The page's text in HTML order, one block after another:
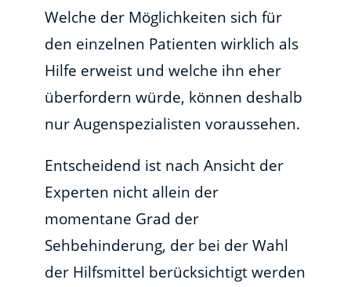
Welche der Möglichkeiten sich für
den einzelnen Patienten wirklich als
Hilfe erweist und welche ihn eher
überfordern würde, können deshalb
nur Augenspezialisten voraussehen.
Entscheidend ist nach Ansicht der
Experten nicht allein der
momentane Grad der
Sehbehinderung, der bei der Wahl
der Hilfsmittel berücksichtigt werden